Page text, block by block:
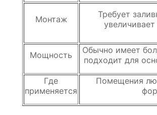
Монтаж
Требует
Мощность
Обычно имеет
подходит для
Где
применяется
Помещения